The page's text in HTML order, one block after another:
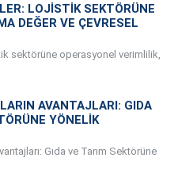
LOJISTIK SEKTÖRÜNE
DEĞER VE ÇEVRESEL
sektörüne operasyonel verimlilik,
AVANTAJLARI: GIDA
YÖNELIK
Gıda ve Tarım Sektörüne